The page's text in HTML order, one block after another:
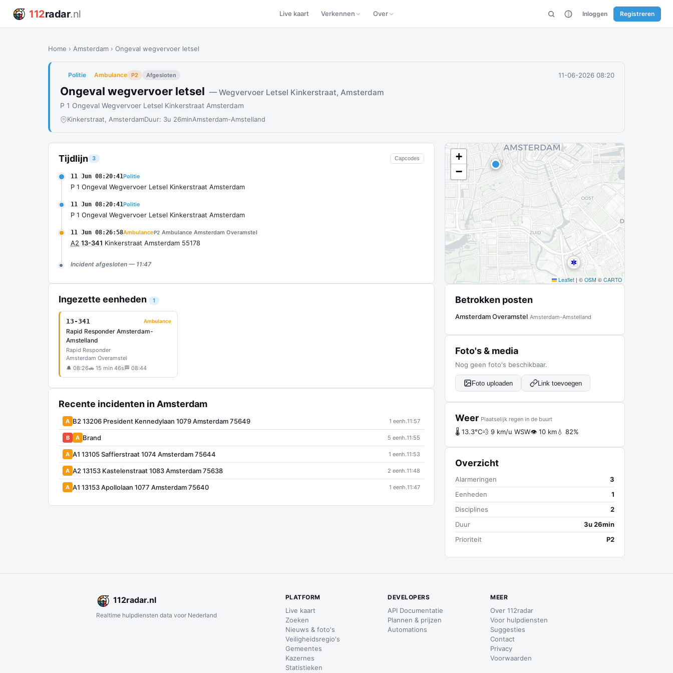
112radar.nl Live kaart Verkennen Over Inloggen Registreren
Home › Amsterdam › Ongeval wegvervoer letsel
Politie Ambulance P2 Afgesloten 11-06-2026 08:20
Ongeval wegvervoer letsel — Wegvervoer Letsel Kinkerstraat, Amsterdam
P 1 Ongeval Wegvervoer Letsel Kinkerstraat Amsterdam
Kinkerstraat, AmsterdamDuur: 3u 26minAmsterdam-Amstelland
Tijdlijn 3 Capcodes
11 Jun 08:20:41Politie
P 1 Ongeval Wegvervoer Letsel Kinkerstraat Amsterdam
11 Jun 08:20:41Politie
P 1 Ongeval Wegvervoer Letsel Kinkerstraat Amsterdam
11 Jun 08:26:58AmbulanceP2 Ambulance Amsterdam Overamstel
A2 13-341 Kinkerstraat Amsterdam 55178
Incident afgesloten — 11:47
Ingezette eenheden 1
13-341 Ambulance
Rapid Responder Amsterdam-
Amstelland
Rapid Responder
Amsterdam Overamstel
🔔 08:26🚗 15 min 46s 🏁 08:44
Recente incidenten in Amsterdam
A B2 13206 President Kennedylaan 1079 Amsterdam 75649 1 eenh.11:57
B A Brand 5 eenh.11:55
A A1 13105 Saffierstraat 1074 Amsterdam 75644 1 eenh.11:53
A A2 13153 Kastelenstraat 1083 Amsterdam 75638 2 eenh.11:48
A A1 13153 Apollolaan 1077 Amsterdam 75640 1 eenh.11:47
+
−
Leaflet | © OSM © CARTO
Betrokken posten
Amsterdam Overamstel Amsterdam-Amstelland
Foto's & media
Nog geen foto's beschikbaar.
Foto uploaden Link toevoegen
Weer Plaatselijk regen in de buurt
🌡 13.3°C💨 9 km/u WSW👁 10 km💧 82%
Overzicht
Alarmeringen
3
Eenheden
1
Disciplines
2
Duur
3u 26min
Prioriteit
P2
112radar.nl
Realtime hulpdiensten data voor Nederland
PLATFORM
Live kaart
Zoeken
Nieuws & foto's
Veiligheidsregio's
Gemeentes
Kazernes
Statistieken
DEVELOPERS
API Documentatie
Plannen & prijzen
Automations
MEER
Over 112radar
Voor hulpdiensten
Suggesties
Contact
Privacy
Voorwaarden